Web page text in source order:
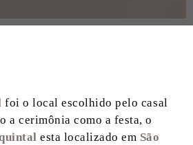
foi o local escolhido pelo casal
a cerimônia como a festa, o
esta localizado em São